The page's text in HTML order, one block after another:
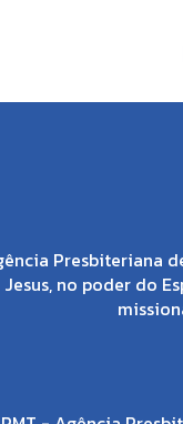
Presbiteriana
no poder do